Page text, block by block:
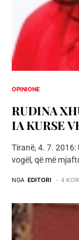
OPINIONE
RUDINA
IA KURSE
Tiranë, 4. 7.
vogël, që më
NGA EDITORI 4